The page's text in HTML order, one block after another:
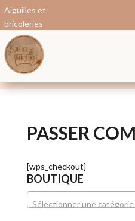
Aiguilles et
bricoleries
PASSER
[wps_checkout]
BOUTIQUE
Sélectionner une catégorie